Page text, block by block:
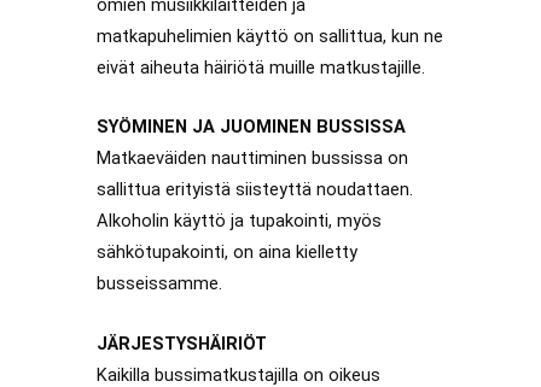
omien musiikkilaitteiden ja
matkapuhelimien käyttö on sallittua, kun ne
eivät aiheuta häiriötä muille matkustajille.
SYÖMINEN JA JUOMINEN BUSSISSA
Matkaeväiden nauttiminen bussissa on
sallittua erityistä siisteyttä noudattaen.
Alkoholin käyttö ja tupakointi, myös
sähkötupakointi, on aina kielletty
busseissamme.
JÄRJESTYSHÄIRIÖT
Kaikilla bussimatkustajilla on oikeus